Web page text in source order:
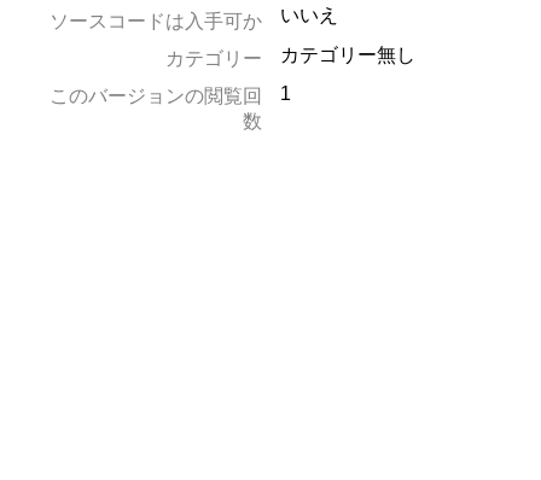
ソースコードは入手可か いいえ
カテゴリー
カテゴリー無し
このバージョンの閲覧回
数
1